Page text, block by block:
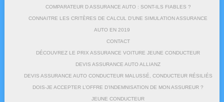
COMPARATEUR D ASSURANCE AUTO : SONT-ILS FIABLES ?
CONNAITRE LES CRITÈRES DE CALCUL D’UNE SIMULATION ASSURANCE
AUTO EN 2019
CONTACT
DÉCOUVREZ LE PRIX ASSURANCE VOITURE JEUNE CONDUCTEUR
DEVIS ASSURANCE AUTO ALLIANZ
DEVIS ASSURANCE AUTO CONDUCTEUR MALUSSÉ, CONDUCTEUR RÉSILIÉS
DOIS-JE ACCEPTER L’OFFRE D’INDEMNISATION DE MON ASSUREUR ?
JEUNE CONDUCTEUR